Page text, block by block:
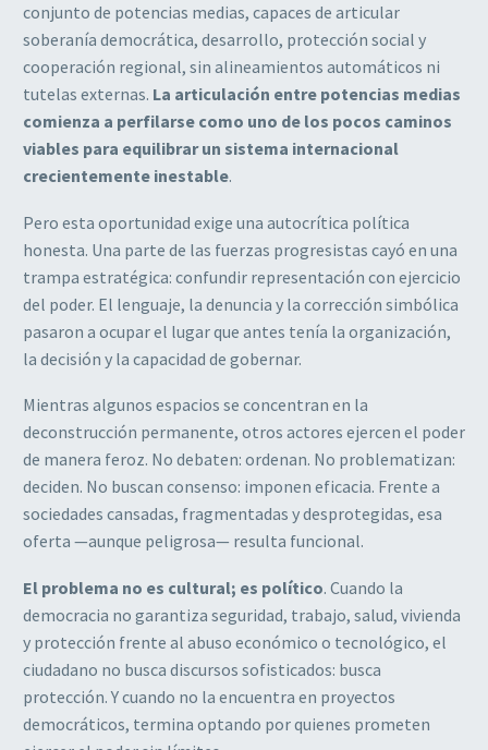
conjunto de potencias medias, capaces de articular
soberanía democrática, desarrollo, protección social y
cooperación regional, sin alineamientos automáticos ni
tutelas externas. La articulación entre potencias medias
comienza a perfilarse como uno de los pocos caminos
viables para equilibrar un sistema internacional
crecientemente inestable.
Pero esta oportunidad exige una autocrítica política
honesta. Una parte de las fuerzas progresistas cayó en una
trampa estratégica: confundir representación con ejercicio
del poder. El lenguaje, la denuncia y la corrección simbólica
pasaron a ocupar el lugar que antes tenía la organización,
la decisión y la capacidad de gobernar.
Mientras algunos espacios se concentran en la
deconstrucción permanente, otros actores ejercen el poder
de manera feroz. No debaten: ordenan. No problematizan:
deciden. No buscan consenso: imponen eficacia. Frente a
sociedades cansadas, fragmentadas y desprotegidas, esa
oferta —aunque peligrosa— resulta funcional.
El problema no es cultural; es político. Cuando la
democracia no garantiza seguridad, trabajo, salud, vivienda
y protección frente al abuso económico o tecnológico, el
ciudadano no busca discursos sofisticados: busca
protección. Y cuando no la encuentra en proyectos
democráticos, termina optando por quienes prometen